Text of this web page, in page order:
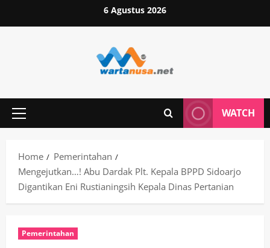
to
6 Agustus 2026
Primary
WATCH
Home
Pemerintahan
Mengejutkan…! Abu Dardak Plt. Kepala BPPD Sidoarjo
Digantikan Eni Rustianingsih Kepala Dinas Pertanian
Pemerintahan